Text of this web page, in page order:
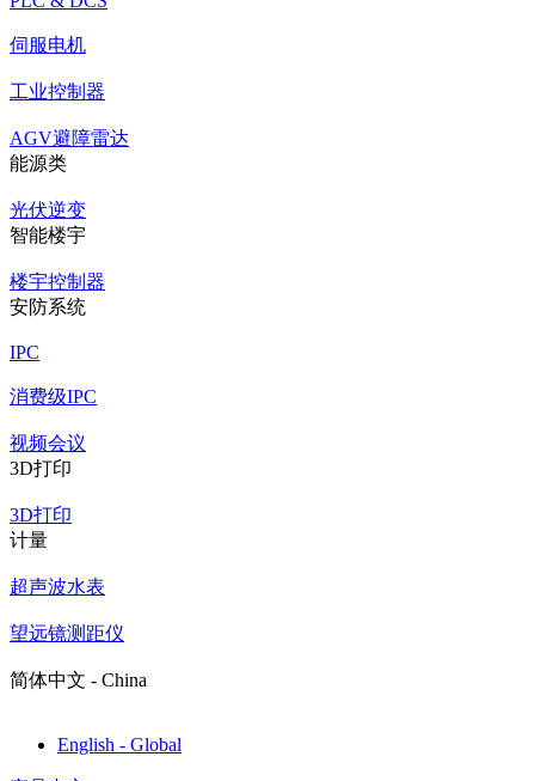
伺服电机
工业控制器
AGV避障雷达
能源类
光伏逆变
智能楼宇
楼宇控制器
安防系统
IPC
消费级IPC
视频会议
3D打印
3D打印
计量
超声波水表
望远镜测距仪
简体中文 - China
English - Global